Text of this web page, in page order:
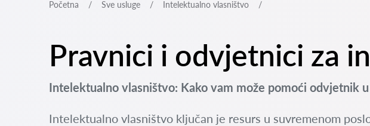
Početna Sve usluge Intelektualno vlasništvo
Pravnici i odvjetnici za
Intelektualno vlasništvo: Kako vam može pomoći odvjetnik
Intelektualno vlasništvo ključan je resurs u suvremenom